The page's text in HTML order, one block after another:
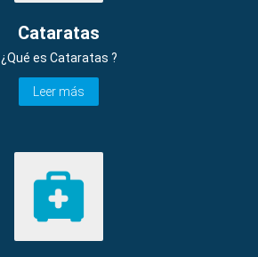
Cataratas
¿Qué es Cataratas ?
Leer más